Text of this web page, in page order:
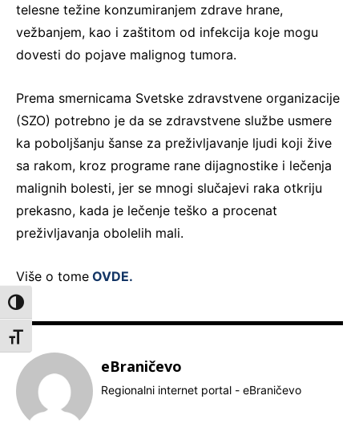
Toggle High Contrast
Toggle Font size
telesne težine konzumiranjem zdrave hrane,
vežbanjem, kao i zaštitom od infekcija koje mogu
dovesti do pojave malignog tumora.
Prema smernicama Svetske zdravstvene organizacije
(SZO) potrebno je da se zdravstvene službe usmere
ka poboljšanju šanse za preživljavanje ljudi koji žive
sa rakom, kroz programe rane dijagnostike i lečenja
malignih bolesti, jer se mnogi slučajevi raka otkriju
prekasno, kada je lečenje teško a procenat
preživljavanja obolelih mali.
Više o tome OVDE.
eBraničevo
Regionalni internet portal - eBraničevo